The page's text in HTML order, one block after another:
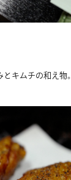
キムチの和え物。